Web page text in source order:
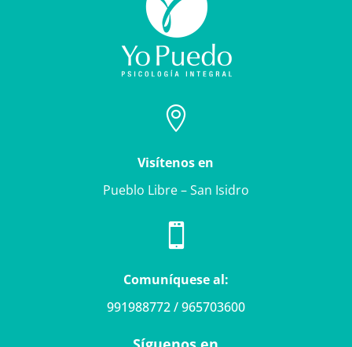

Visítenos en
Pueblo Libre – San Isidro

Comuníquese al:
991988772 / 965703600